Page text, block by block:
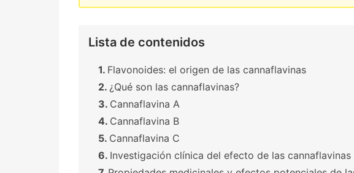
Lista de contenidos
Flavonoides: el origen de las cannaflavinas
¿Qué son las cannaflavinas?
Cannaflavina A
Cannaflavina B
Cannaflavina C
Investigación clínica del efecto de las cannaflavinas